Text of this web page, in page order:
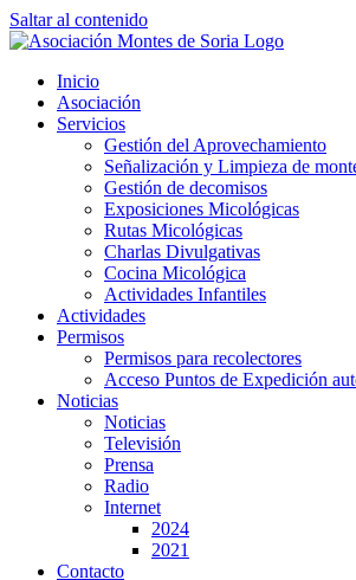
Saltar al contenido
Inicio
Asociación
Servicios
Gestión del Aprovechamiento
Señalización y Limpieza de
Gestión de decomisos
Exposiciones Micológicas
Rutas Micológicas
Charlas Divulgativas
Cocina Micológica
Actividades Infantiles
Actividades
Permisos
Permisos para recolectores
Acceso Puntos de Expedición
Noticias
Noticias
Televisión
Prensa
Radio
Internet
2024
2021
Contacto